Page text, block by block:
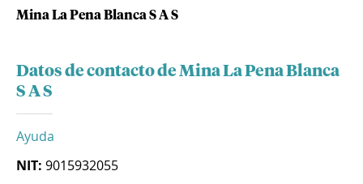
Mina La Pena Blanca S A S
Datos de contacto de Mina La Pena Blanca
S A S
Ayuda
NIT: 9015932055